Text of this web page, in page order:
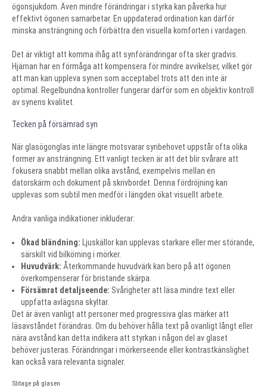
ögonsjukdom. Även mindre förändringar i styrka kan påverka hur
effektivt ögonen samarbetar. En uppdaterad ordination kan därför
minska ansträngning och förbättra den visuella komforten i vardagen.
Det är viktigt att komma ihåg att synförändringar ofta sker gradvis.
Hjärnan har en förmåga att kompensera för mindre avvikelser, vilket gör
att man kan uppleva synen som acceptabel trots att den inte är
optimal. Regelbundna kontroller fungerar därför som en objektiv kontroll
av synens kvalitet.
Tecken på försämrad syn
När glasögonglas inte längre motsvarar synbehovet uppstår ofta olika
former av ansträngning. Ett vanligt tecken är att det blir svårare att
fokusera snabbt mellan olika avstånd, exempelvis mellan en
datorskärm och dokument på skrivbordet. Denna fördröjning kan
upplevas som subtil men medför i längden ökat visuellt arbete.
Andra vanliga indikationer inkluderar:
Ökad bländning: Ljuskällor kan upplevas starkare eller mer störande,
särskilt vid bilkörning i mörker.
Huvudvärk: Återkommande huvudvärk kan bero på att ögonen
överkompenserar för bristande skärpa.
Försämrat detaljseende: Svårigheter att läsa mindre text eller
uppfatta avlägsna skyltar.
Det är även vanligt att personer med progressiva glas märker att
läsavståndet förändras. Om du behöver hålla text på ovanligt långt eller
nära avstånd kan detta indikera att styrkan i någon del av glaset
behöver justeras. Förändringar i mörkerseende eller kontrastkänslighet
kan också vara relevanta signaler.
Slitage på glasen